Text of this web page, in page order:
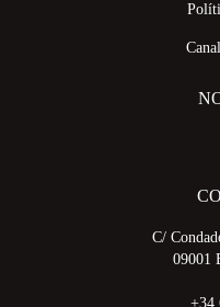
C/
09001
+34